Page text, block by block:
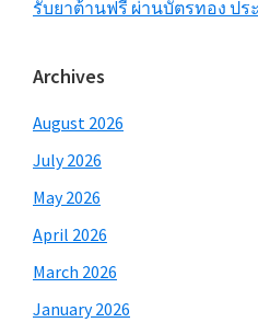
รับยาต้านฟรี ผ่านบัตรทอง ป
Archives
August 2026
July 2026
May 2026
April 2026
March 2026
January 2026